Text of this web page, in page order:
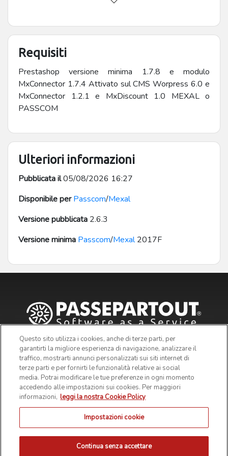
Requisiti
Prestashop versione minima 1.7.8 e modulo
MxConnector 1.7.4 Attivato sul CMS Worpress 6.0 e
MxConnector 1.2.1 e MxDiscount 1.0 MEXAL o
PASSCOM
Ulteriori informazioni
Pubblicata il05/08/2026 16:27
Disponibile per Passcom/Mexal
Versione pubblicata 2.6.3
Versione minima Passcom/Mexal2017F
© 2019 Passepartout s.p.a. - c/o SM HUB - Via Consiglio dei
Sessanta 99, 47891 Dogana Repubblica di San Marino - Codice
Operatore Economico SM03473 - Iscrizione Registro Società n° 6210
del 6 agosto 2010 - Iscrizione Registro delle attività e-commerce n°
Questo sito utilizza i cookies, anche di terze parti, per
garantirti la migliore esperienza di navigazione, analizzare il
traffico, mostrarti annunci personalizzati sui siti internet di
terze parti e per fornirti le funzionalità relative ai social
media. Potrai modificare le tue preferenze in ogni momento
accedendo alle impostazioni sui cookies. Per maggiori
informazioni, leggi la nostra Cookie Policy
Impostazioni cookie
Continua senza accettare